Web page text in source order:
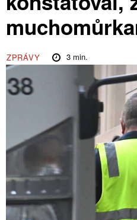
ZPRÁVY 3 min.